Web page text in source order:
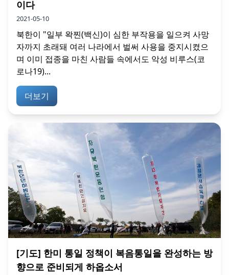
이다
2021-05-10
북한이 "일부 왁찐(백신)이 심한 부작용을 일으켜 사망
자까지 초래돼 여러 나라에서 벌써 사용을 중지시켰으
며 이미 접종을 마친 사람들 속에서도 악성 비루스(코
로나19)...
더보기
[기도] 한미 통일 정책이 복음통일을 완성하는 방
향으로 준비되게 하옵소서